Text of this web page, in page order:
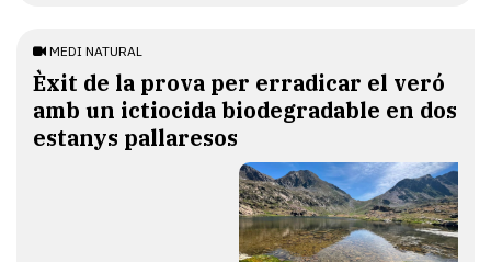
MEDI NATURAL
Èxit de la prova per erradicar el veró
amb un ictiocida biodegradable en dos
estanys pallaresos